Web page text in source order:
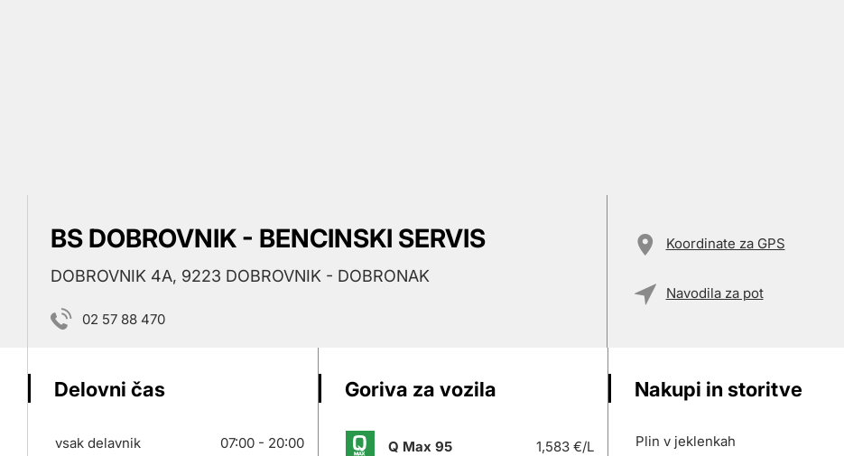
BS DOBROVNIK - BENCINSKI SERVIS
DOBROVNIK 4A, 9223 DOBROVNIK - DOBRONAK
02 57 88 470
Koordinate za GPS
Navodila za pot
Delovni čas
vsak delavnik
07:00 - 20:00
Goriva za vozila
Q Max 95 1,583 €/L
Nakupi in storitve
Plin v jeklenkah